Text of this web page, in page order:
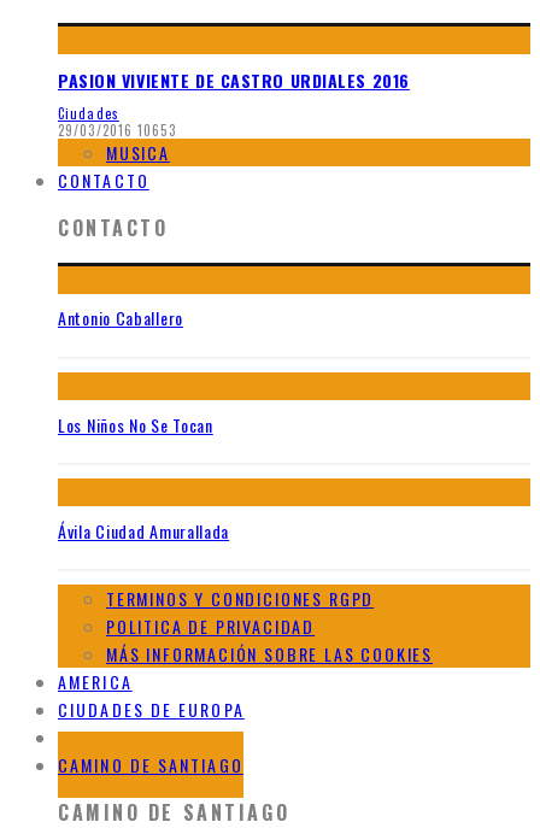
PASION VIVIENTE DE CASTRO URDIALES 2016
Ciudades
29/03/2016 10653
MUSICA
CONTACTO
CONTACTO
Antonio Caballero
Los Niños No Se Tocan
Ávila Ciudad Amurallada
TERMINOS Y CONDICIONES RGPD
POLITICA DE PRIVACIDAD
MÁS INFORMACIÓN SOBRE LAS COOKIES
AMERICA
CIUDADES DE EUROPA
GALERIAS DE AFRICA
CAMINO DE SANTIAGO
CAMINO DE SANTIAGO